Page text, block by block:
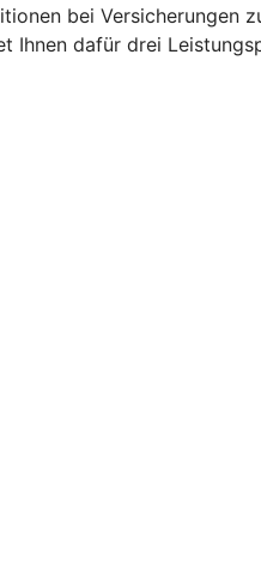
bei Versicherungen
dafür drei